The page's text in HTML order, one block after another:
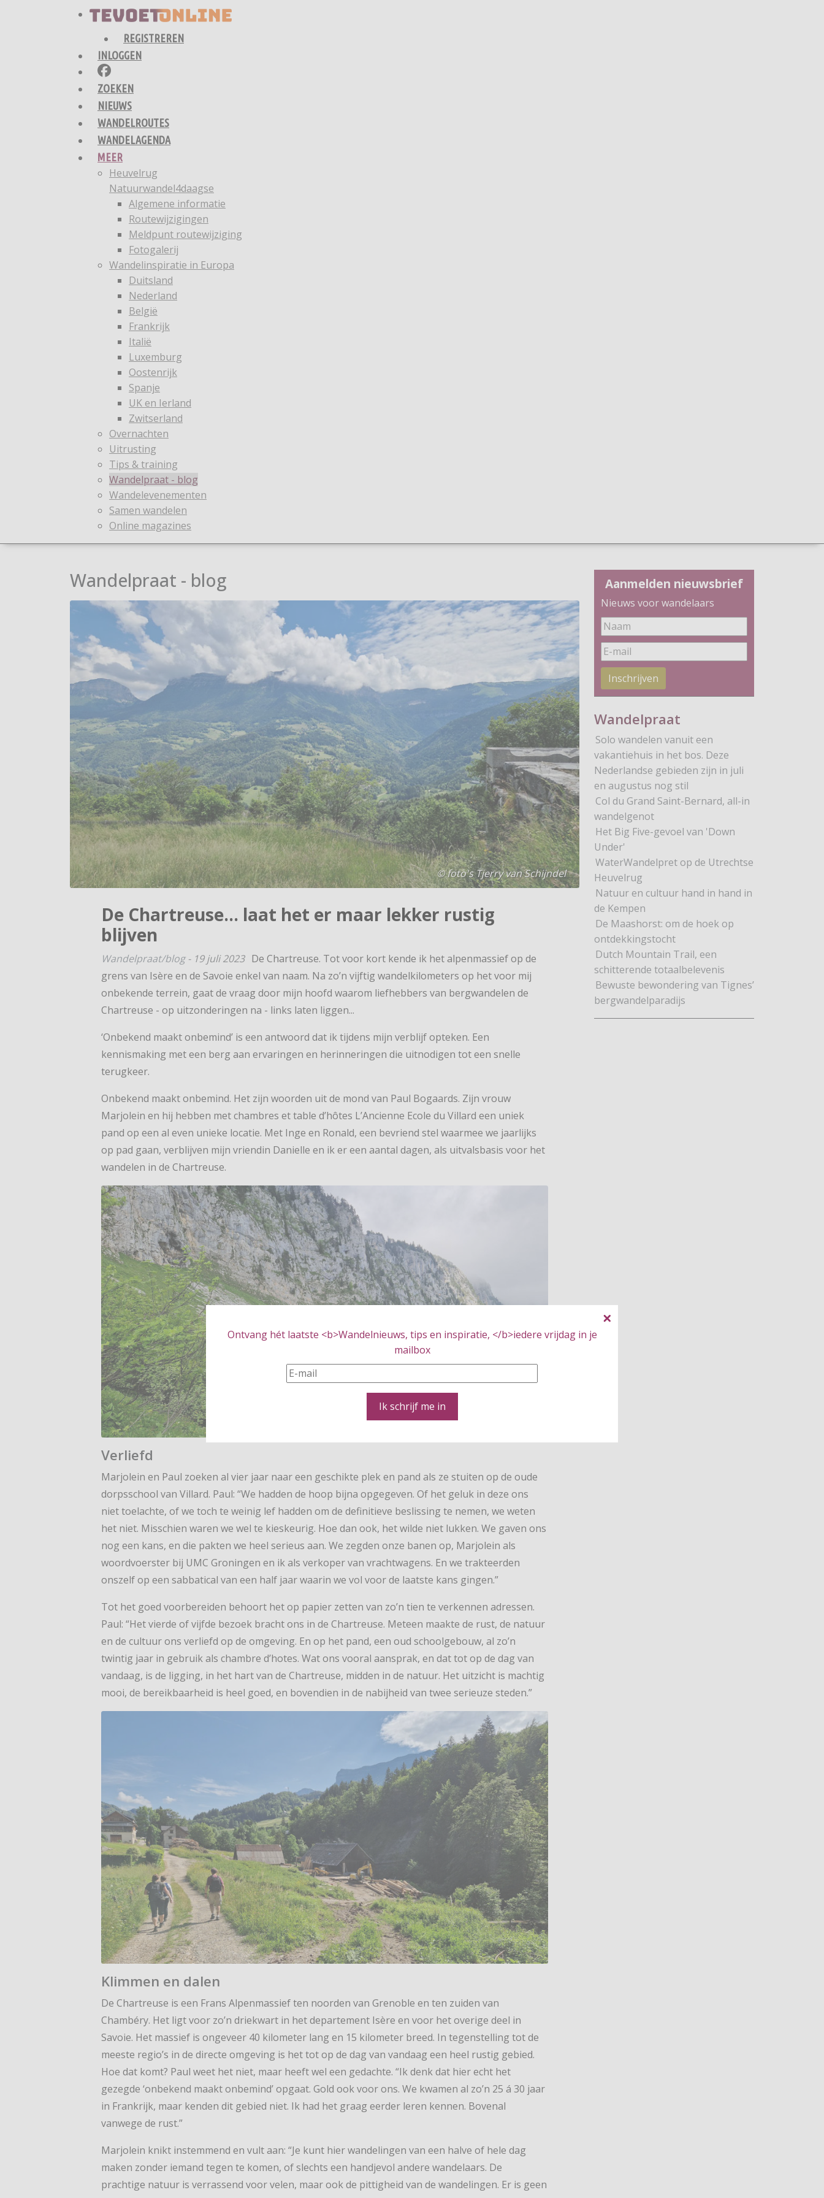
Ontvang hét laatste <b>Wandelnieuws, tips en inspiratie, </b>iedere vrijdag in je
mailbox
Ik schrijf me in
REGISTREREN
INLOGGEN
ZOEKEN
NIEUWS
WANDELROUTES
WANDELAGENDA
MEER
Heuvelrug
Natuurwandel4daagse
Algemene informatie
Routewijzigingen
Meldpunt routewijziging
Fotogalerij
Wandelinspiratie in Europa
Duitsland
Nederland
België
Frankrijk
Italië
Luxemburg
Oostenrijk
Spanje
UK en Ierland
Zwitserland
Overnachten
Uitrusting
Tips & training
Wandelpraat - blog
Wandelevenementen
Samen wandelen
Online magazines
Wandelpraat - blog
© foto's Tjerry van Schijndel
De Chartreuse… laat het er maar lekker rustig
blijven
Wandelpraat/blog- 19 juli 2023 De Chartreuse. Tot voor kort kende ik het alpenmassief op de
grens van Isère en de Savoie enkel van naam. Na zo’n vijftig wandelkilometers op het voor mij
onbekende terrein, gaat de vraag door mijn hoofd waarom liefhebbers van bergwandelen de
Chartreuse - op uitzonderingen na - links laten liggen...
‘Onbekend maakt onbemind’ is een antwoord dat ik tijdens mijn verblijf opteken. Een
kennismaking met een berg aan ervaringen en herinneringen die uitnodigen tot een snelle
terugkeer.
Onbekend maakt onbemind. Het zijn woorden uit de mond van Paul Bogaards. Zijn vrouw
Marjolein en hij hebben met chambres et table d’hôtes L’Ancienne Ecole du Villard een uniek
pand op een al even unieke locatie. Met Inge en Ronald, een bevriend stel waarmee we jaarlijks
op pad gaan, verblijven mijn vriendin Danielle en ik er een aantal dagen, als uitvalsbasis voor het
wandelen in de Chartreuse.
Verliefd
Marjolein en Paul zoeken al vier jaar naar een geschikte plek en pand als ze stuiten op de oude
dorpsschool van Villard. Paul: “We hadden de hoop bijna opgegeven. Of het geluk in deze ons
niet toelachte, of we toch te weinig lef hadden om de definitieve beslissing te nemen, we weten
het niet. Misschien waren we wel te kieskeurig. Hoe dan ook, het wilde niet lukken. We gaven ons
nog een kans, en die pakten we heel serieus aan. We zegden onze banen op, Marjolein als
woordvoerster bij UMC Groningen en ik als verkoper van vrachtwagens. En we trakteerden
onszelf op een sabbatical van een half jaar waarin we vol voor de laatste kans gingen.”
Tot het goed voorbereiden behoort het op papier zetten van zo’n tien te verkennen adressen.
Paul: “Het vierde of vijfde bezoek bracht ons in de Chartreuse. Meteen maakte de rust, de natuur
en de cultuur ons verliefd op de omgeving. En op het pand, een oud schoolgebouw, al zo’n
twintig jaar in gebruik als chambre d’hotes. Wat ons vooral aansprak, en dat tot op de dag van
vandaag, is de ligging, in het hart van de Chartreuse, midden in de natuur. Het uitzicht is machtig
mooi, de bereikbaarheid is heel goed, en bovendien in de nabijheid van twee serieuze steden.”
Klimmen en dalen
De Chartreuse is een Frans Alpenmassief ten noorden van Grenoble en ten zuiden van
Chambéry. Het ligt voor zo’n driekwart in het departement Isère en voor het overige deel in
Savoie. Het massief is ongeveer 40 kilometer lang en 15 kilometer breed. In tegenstelling tot de
meeste regio’s in de directe omgeving is het tot op de dag van vandaag een heel rustig gebied.
Hoe dat komt? Paul weet het niet, maar heeft wel een gedachte. “Ik denk dat hier echt het
gezegde ‘onbekend maakt onbemind’ opgaat. Gold ook voor ons. We kwamen al zo’n 25 á 30 jaar
in Frankrijk, maar kenden dit gebied niet. Ik had het graag eerder leren kennen. Bovenal
vanwege de rust.”
Marjolein knikt instemmend en vult aan: “Je kunt hier wandelingen van een halve of hele dag
maken zonder iemand tegen te komen, of slechts een handjevol andere wandelaars. De
prachtige natuur is verrassend voor velen, maar ook de pittigheid van de wandelingen. Er is geen
Aanmelden nieuwsbrief
Nieuws voor wandelaars
Inschrijven
Wandelpraat
Solo wandelen vanuit een
vakantiehuis in het bos. Deze
Nederlandse gebieden zijn in juli
en augustus nog stil
Col du Grand Saint-Bernard, all-in
wandelgenot
Het Big Five-gevoel van 'Down
Under'
WaterWandelpret op de Utrechtse
Heuvelrug
Natuur en cultuur hand in hand in
de Kempen
De Maashorst: om de hoek op
ontdekkingstocht
Dutch Mountain Trail, een
schitterende totaalbelevenis
Bewuste bewondering van Tignes’
bergwandelparadijs